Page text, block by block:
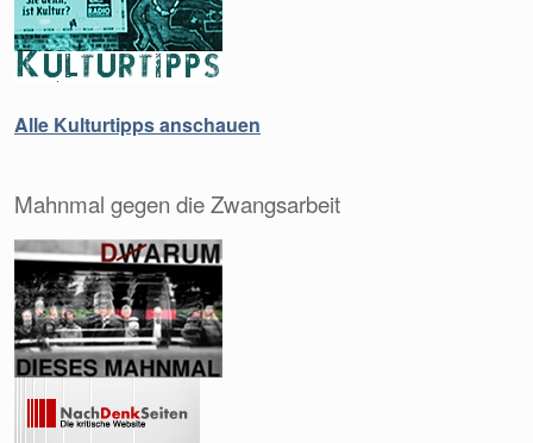
Alle Kulturtipps anschauen
Mahnmal gegen die Zwangsarbeit